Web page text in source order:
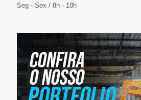
Seg - Sex / 8h - 18h